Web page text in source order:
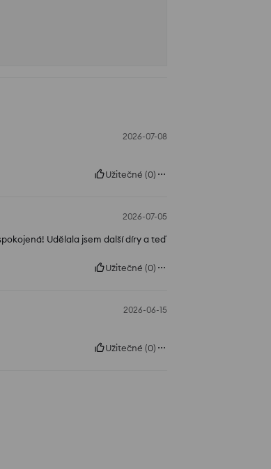
2026-07-08
Užitečné (0)
2026-07-05
Udělala jsem další díry a teď
Užitečné (0)
2026-06-15
Užitečné (0)